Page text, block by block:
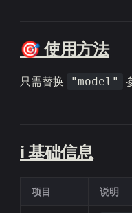
🎯 使用方法
只需替换 "model"
ℹ️ 基础信息
项目 说明